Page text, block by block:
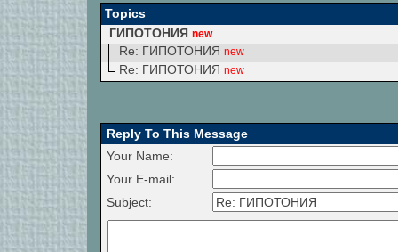
Topics
ГИПОТОНИЯ new
Re: ГИПОТОНИЯ new
Re: ГИПОТОНИЯ new
Reply To This Message
Your Name:
Your E-mail:
Subject: